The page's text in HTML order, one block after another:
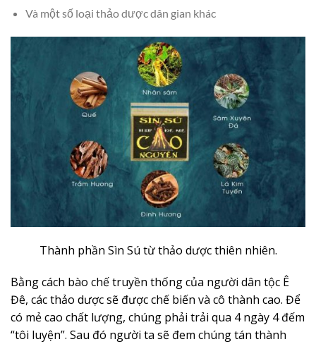
Và một số loại thảo dược dân gian khác
Thành phần Sìn Sú từ thảo dược thiên nhiên.
Bằng cách bào chế truyền thống của người dân tộc Ê
Đê, các thảo dược sẽ được chế biến và cô thành cao. Để
có mẻ cao chất lượng, chúng phải trải qua 4 ngày 4 đếm
“tôi luyện”. Sau đó người ta sẽ đem chúng tán thành